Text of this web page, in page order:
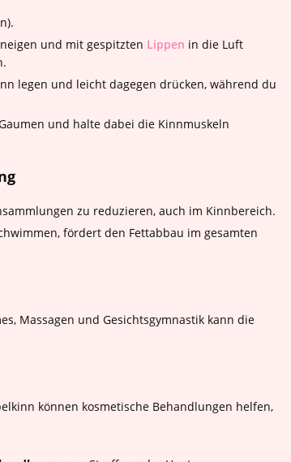
und mit gespitzten Lippen in die Luft
legen und leicht dagegen drücken, während du
und halte dabei die Kinnmuskeln
zu reduzieren, auch im Kinnbereich.
fördert den Fettabbau im gesamten
Massagen und Gesichtsgymnastik kann die
können kosmetische Behandlungen helfen,